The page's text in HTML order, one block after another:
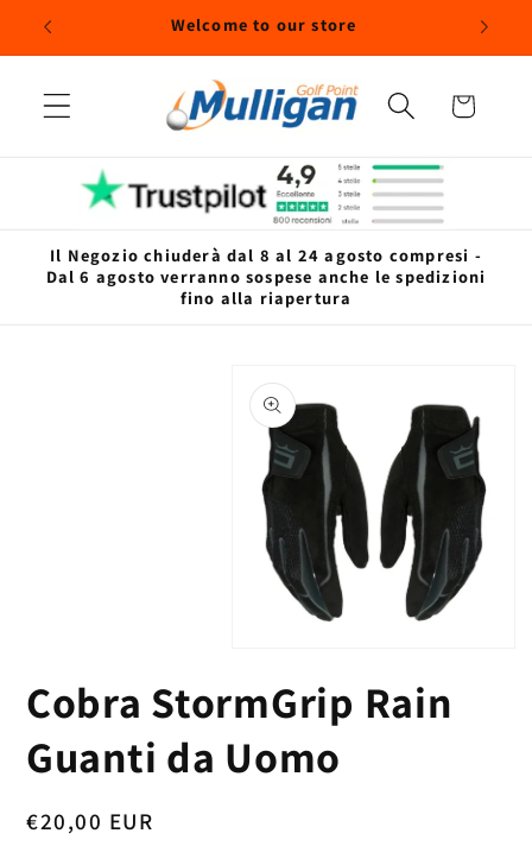
direttamente
ai contenuti
Welcome to our store
Carrello
Il Negozio chiuderà dal 8 al 24 agosto compresi -
Dal 6 agosto verranno sospese anche le spedizioni
fino alla riapertura
multimediali
finestra
modale
Cobra StormGrip Rain
Guanti da Uomo
Prezzo
€20,00 EUR